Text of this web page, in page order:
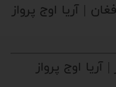
| آریا اوج پرواز
اوج پرواز